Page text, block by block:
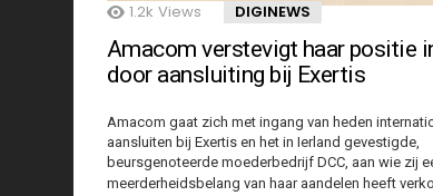
1.2k Views DIGINEWS
Amacom verstevigt haar positie
door aansluiting bij Exertis
Amacom gaat zich met ingang van heden
aansluiten bij Exertis en het in Ierland gevestigde,
beursgenoteerde moederbedrijf DCC, aan wie zij
meerderheidsbelang van haar aandelen heeft